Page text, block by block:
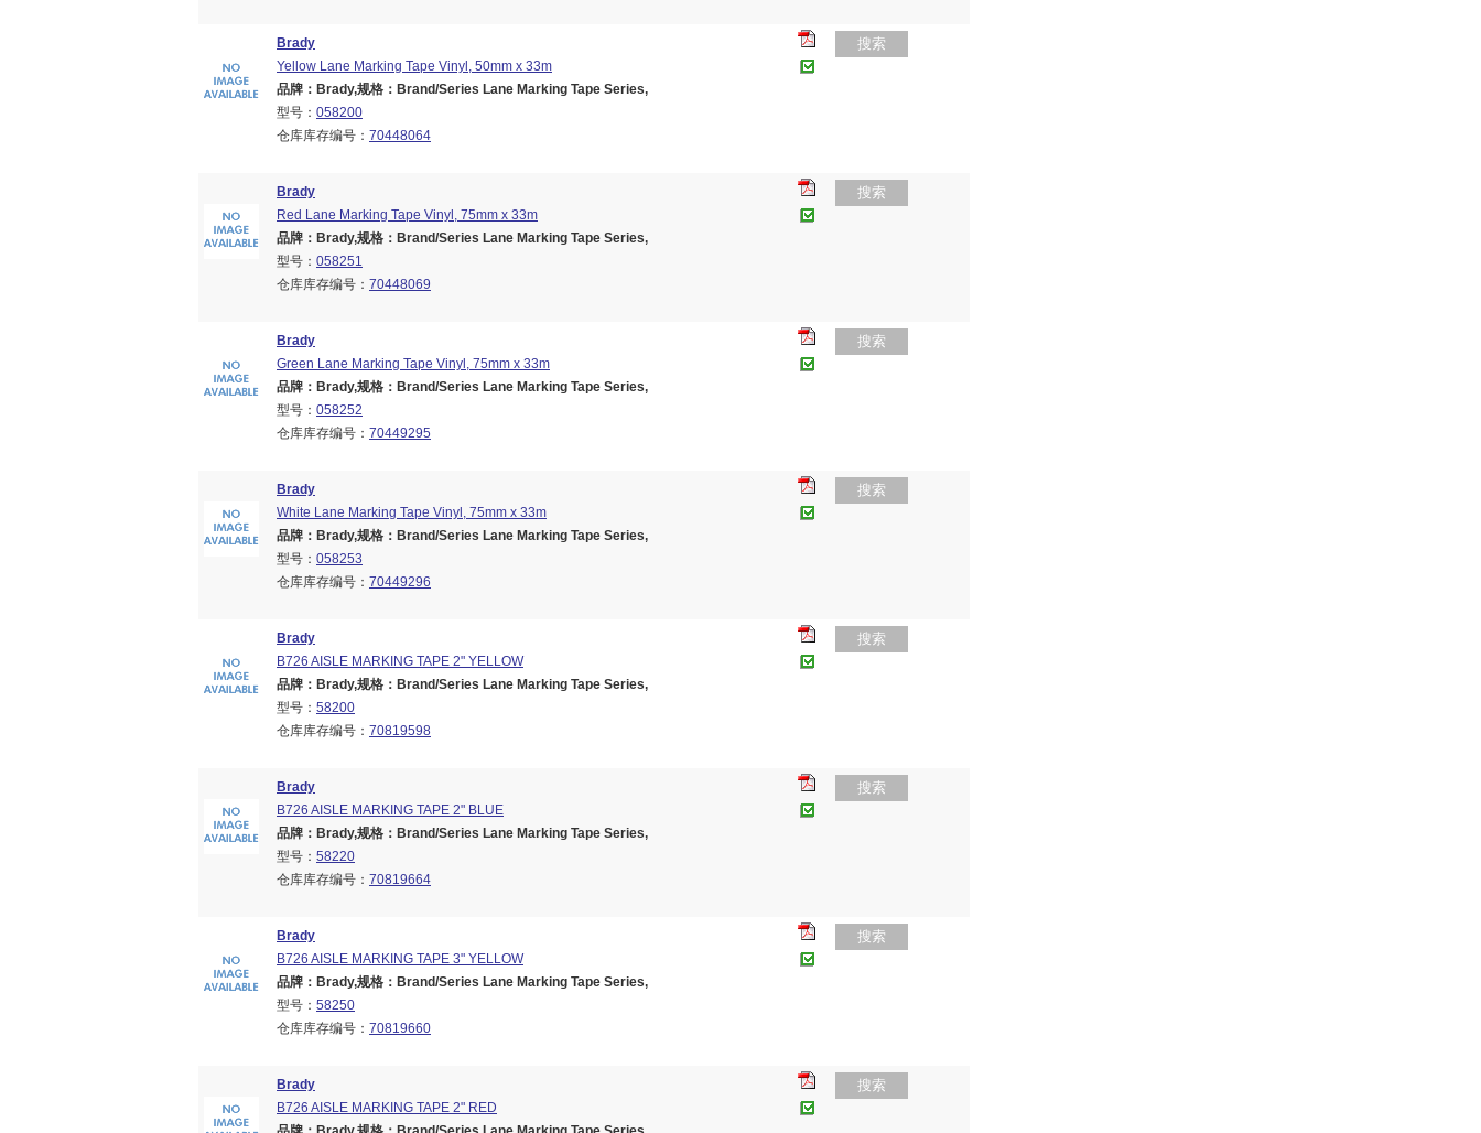
Brady
Yellow Lane Marking Tape Vinyl, 50mm x 33m
品牌：Brady,规格：Brand/Series Lane Marking Tape Series,
型号： 058200
仓库库存编号： 70448064
搜索
Brady
Red Lane Marking Tape Vinyl, 75mm x 33m
品牌：Brady,规格：Brand/Series Lane Marking Tape Series,
型号： 058251
仓库库存编号： 70448069
搜索
Brady
Green Lane Marking Tape Vinyl, 75mm x 33m
品牌：Brady,规格：Brand/Series Lane Marking Tape Series,
型号： 058252
仓库库存编号： 70449295
搜索
Brady
White Lane Marking Tape Vinyl, 75mm x 33m
品牌：Brady,规格：Brand/Series Lane Marking Tape Series,
型号： 058253
仓库库存编号： 70449296
搜索
Brady
B726 AISLE MARKING TAPE 2" YELLOW
品牌：Brady,规格：Brand/Series Lane Marking Tape Series,
型号： 58200
仓库库存编号： 70819598
搜索
Brady
B726 AISLE MARKING TAPE 2" BLUE
品牌：Brady,规格：Brand/Series Lane Marking Tape Series,
型号： 58220
仓库库存编号： 70819664
搜索
Brady
B726 AISLE MARKING TAPE 3" YELLOW
品牌：Brady,规格：Brand/Series Lane Marking Tape Series,
型号： 58250
仓库库存编号： 70819660
搜索
Brady
B726 AISLE MARKING TAPE 2" RED
搜索